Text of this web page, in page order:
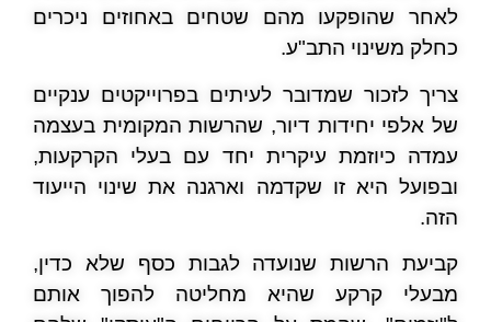
לאחר שהופקעו מהם שטחים באחוזים ניכרים
כחלק משינוי התב"ע.
צריך לזכור שמדובר לעיתים בפרוייקטים ענקיים
של אלפי יחידות דיור, שהרשות המקומית בעצמה
עמדה כיוזמת עיקרית יחד עם בעלי הקרקעות,
ובפועל היא זו שקדמה וארגנה את שינוי הייעוד
הזה.
קביעת הרשות שנועדה לגבות כסף שלא כדין,
מבעלי קרקע שהיא מחליטה להפוך אותם